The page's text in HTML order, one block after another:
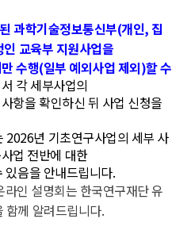
과학기술정보통신부(개인, 집
교육부 지원사업을
수행(일부 예외사업 제외)할 수
각 세부사업의
항을 확인하신 뒤 사업 신청을
2026년 기초연구사업의 세부 사
업 전반에 대한
있음을 안내드립니다.
라인 설명회는 한국연구재단 유
함께 알려드립니다.